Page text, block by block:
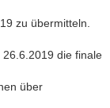
zu übermitteln.
die finale
über